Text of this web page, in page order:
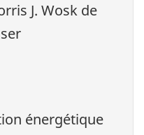
J. Wosk de
énergétique